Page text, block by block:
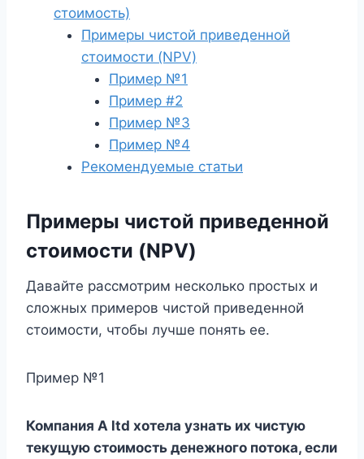
стоимость)
Примеры чистой приведенной
стоимости (NPV)
Пример №1
Пример #2
Пример №3
Пример №4
Рекомендуемые статьи
Примеры чистой приведенной
стоимости (NPV)
Давайте рассмотрим несколько простых и
сложных примеров чистой приведенной
стоимости, чтобы лучше понять ее.
Пример №1
Компания A ltd хотела узнать их чистую
текущую стоимость денежного потока, если